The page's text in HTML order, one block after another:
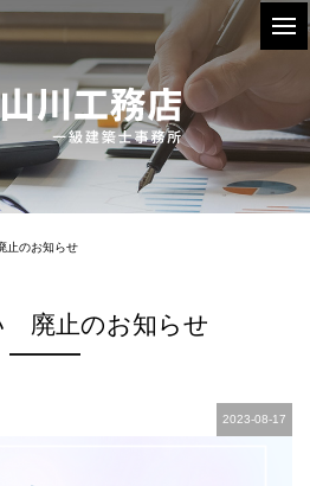
のお知らせ
廃止のお知らせ
2023-08-17